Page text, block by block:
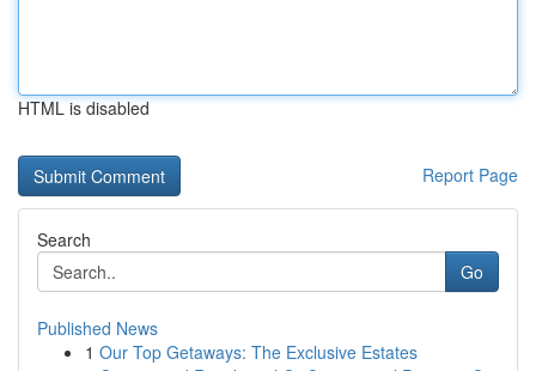
HTML is disabled
Report Page
Search
Go
Published News
1 Our Top Getaways: The Exclusive Estates